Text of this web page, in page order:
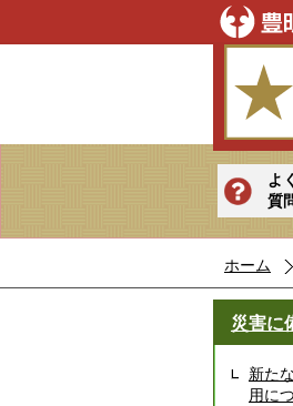
よ
質
ホーム
災害に
新た
用に